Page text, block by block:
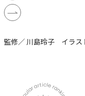
監修／ 川島玲子 イラス